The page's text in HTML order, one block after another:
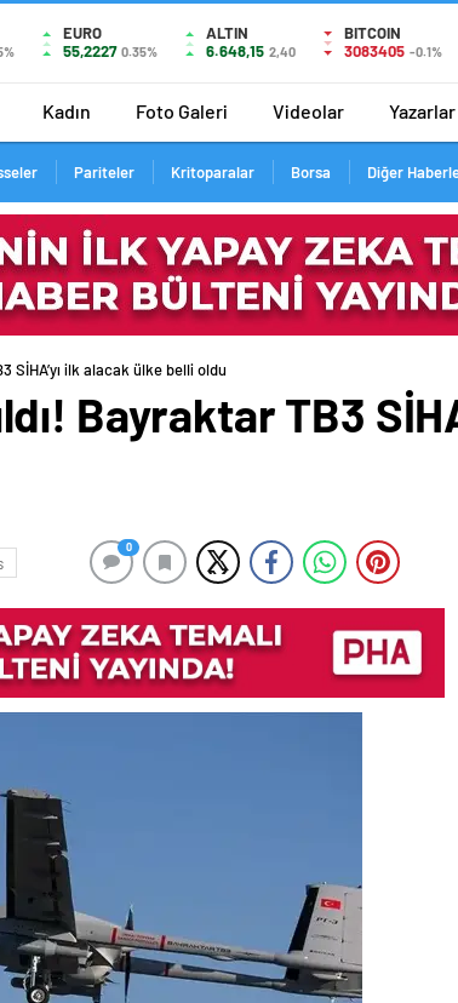
EURO
55,2227 0.35%
ALTIN
6.648,15 2,40
BITCOIN
3083405 -0.1%
Kadın Foto Galeri Videolar Yazarlar
Pariteler Kritoparalar Borsa Diğer
SİHA’yı ilk alacak ülke belli oldu
Bayraktar TB3
0